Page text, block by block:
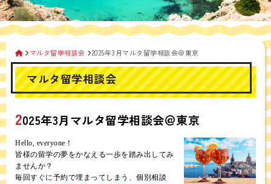
マルタ留学相談会 2025年3月マルタ留学相談会＠東京
マルタ留学相談会
2025年3月マルタ留学相談会＠東京
Hello, everyone！
皆様の留学の夢をかなえる一歩を踏み出してみ
ませんか？
毎回すぐに予約で埋まってしまう、個別相談